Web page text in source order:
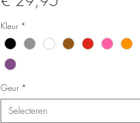
Kleur *
Geur *
Selecteren